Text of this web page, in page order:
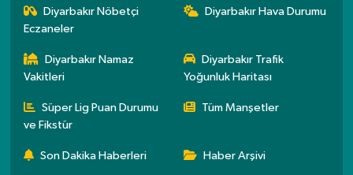
Diyarbakır Nöbetçi
Eczaneler
Diyarbakır Hava Durumu
Diyarbakır Namaz
Vakitleri
Diyarbakır Trafik
Yoğunluk Haritası
Süper Lig Puan Durumu
ve Fikstür
Tüm Manşetler
Son Dakika Haberleri Haber Arşivi